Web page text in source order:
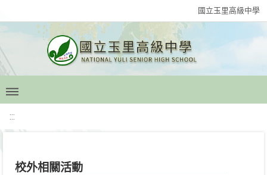
國立玉里高級中學
:::
校外相關活動